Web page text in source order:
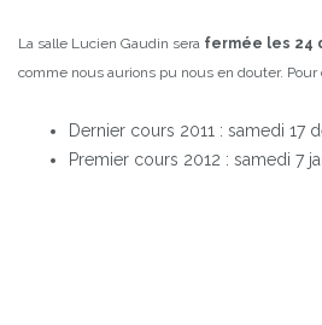
La salle Lucien Gaudin sera fermée les 24
comme nous aurions pu nous en douter. Pour
Dernier cours 2011 : samedi 17
Premier cours 2012 : samedi 7